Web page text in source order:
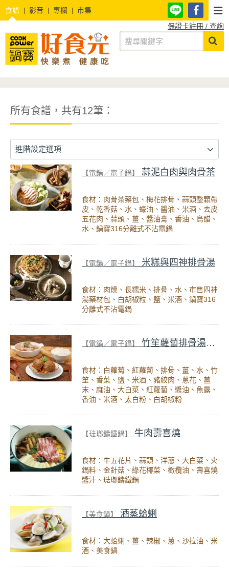
食譜 影音 專欄
市集
保證卡註冊 / 查詢
所有食譜，共有12筆：
進階設定選項
【電鍋／電子鍋】 蒜泥白肉與肉骨茶
食材：肉骨茶藥包、梅花排骨、蒜頭整顆帶
皮、乾香菇、水、蠔油、醬油、米酒、去皮
五花肉、蒜頭、薑、醬油膏、香油、烏醋、
水、鍋寶316分離式不沾電鍋
【電鍋／電子鍋】 米糕與四神排骨湯
食材：肉燥、長糯米、排骨、水、市售四神
湯藥材包、白胡椒粒、鹽、米酒、鍋寶316
分離式不沾電鍋
【電鍋／電子鍋】 竹笙蘿蔔排骨湯+清燉獅子頭 (一鍋兩菜)
食材：白蘿蔔、紅蘿蔔、排骨、薑、水、竹
笙、香菜、鹽、米酒、豬絞肉、蔥花、薑
末、麻油、大白菜、紅蘿蔔、醬油、魚露、
香油、米酒、太白粉、白胡椒粉
【琺瑯鑄鐵鍋】 牛肉壽喜燒
食材：牛五花片、蒜頭、洋蔥、大白菜、火
鍋料、金針菇、綠花椰菜、橄欖油、壽喜燒
醬汁、琺瑯鑄鐵鍋
【美食鍋】 酒蒸蛤蜊
食材：大蛤蜊、薑、辣椒、蔥、沙拉油、米
酒、美食鍋